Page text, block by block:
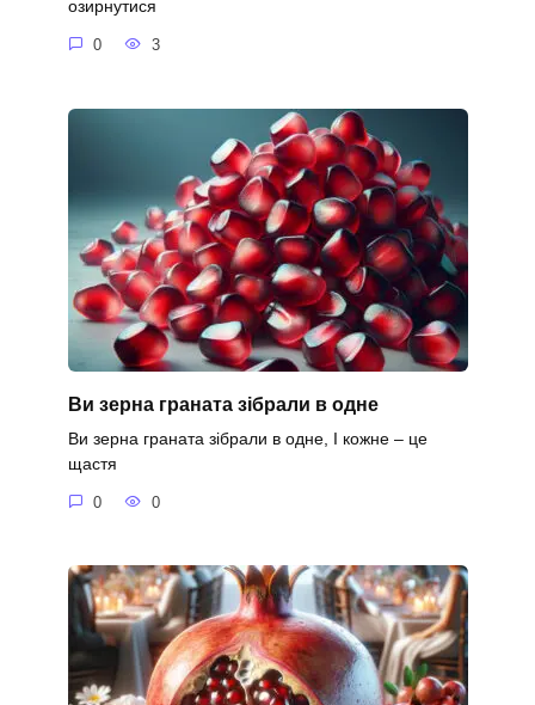
озирнутися
0 3
Ви зерна граната зібрали в одне
Ви зерна граната зібрали в одне, І кожне – це
щастя
0 0